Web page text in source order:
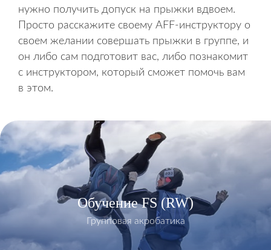
нужно получить допуск на прыжки вдвоем.
Просто расскажите своему AFF-инструктору о
своем желании совершать прыжки в группе, и
он либо сам подготовит вас, либо познакомит
с инструктором, который сможет помочь вам
в этом.
Обучение FS (RW)
Групповая акробатика